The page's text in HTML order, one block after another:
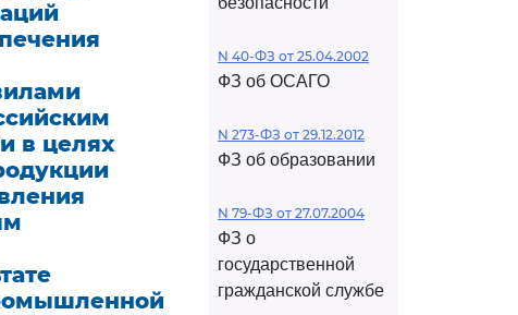
в целях
N 40-ФЗ от 25.04.2002
ФЗ об ОСАГО
N 273-ФЗ от 29.12.2012
ФЗ об образовании
N 79-ФЗ от 27.07.2004
ФЗ о
государственной
гражданской службе